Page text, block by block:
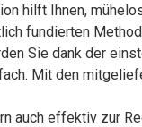
hilft Ihnen,
fundierten
Sie dank der
Mit den
auch effektiv zur